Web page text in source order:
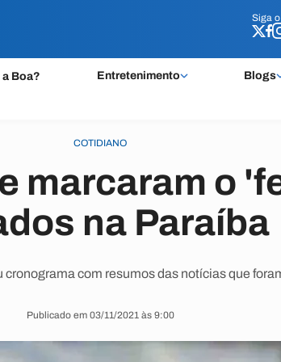
Siga o
a Boa? Entretenimento Blogs
Siga o
COTIDIANO
marcaram o
na Paraíba
com resumos das notícias que
Publicado em 03/11/2021 às 9:00